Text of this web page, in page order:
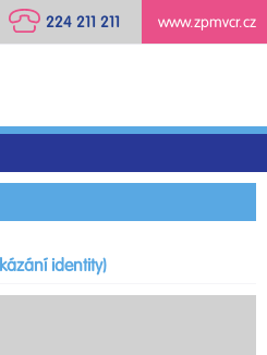
www.zpmvcr.cz
224 211 211
identity)